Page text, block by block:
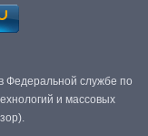
Федеральной службе по
и массовых